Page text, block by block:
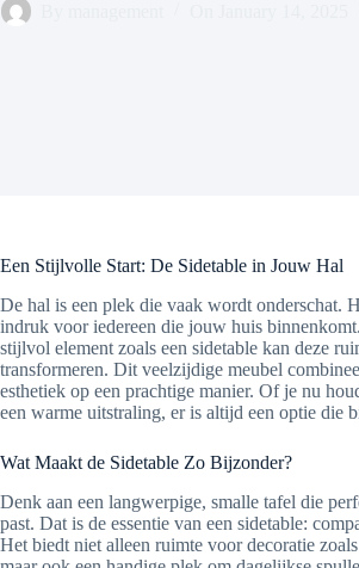
Een Stijlvolle Start: De Sidetable in Jouw Hal
De hal is een plek die vaak wordt onderschat.
indruk voor iedereen die jouw huis
stijlvol element zoals een sidetable kan deze
transformeren. Dit veelzijdige meubel
esthetiek op een prachtige manier. Of je nu
een warme uitstraling, er is altijd een optie die
Wat Maakt de Sidetable Zo Bijzonder?
Denk aan een langwerpige, smalle tafel die
past. Dat is de essentie van een sidetable:
Het biedt niet alleen ruimte voor decoratie